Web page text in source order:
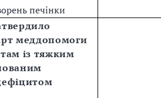
печінки
меддопомоги
із тяжким